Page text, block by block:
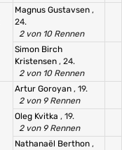
Magnus Gustavsen ,
24.
2 von 10 Rennen
Simon Birch
Kristensen , 24.
2 von 10 Rennen
Artur Goroyan , 19.
2 von 9 Rennen
Oleg Kvitka , 19.
2 von 9 Rennen
Nathanaël Berthon ,